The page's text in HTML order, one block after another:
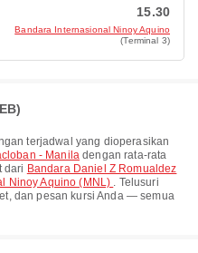
15.30
Bandara Internasional Ninoy Aquino
(Terminal 3)
terjadwal yang dioperasikan
- Manila dengan rata-rata
dari Bandara Daniel Z Romualdez
Ninoy Aquino (MNL) . Telusuri
dan pesan kursi Anda — semua